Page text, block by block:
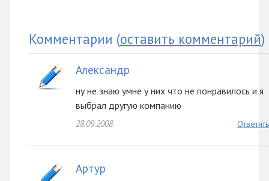
Комментарии (оставить комментарий)
Александр
ну не знаю умне у них что не понравилось и я
выбрал другую компанию
Ответить
28.09.2008
Артур